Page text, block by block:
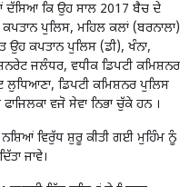
ਦੱਸਿਆ ਕਿ ਉਹ ਸਾਲ 2017 ਬੈਚ ਦੇ
ਪੁਲਿਸ, ਮਹਿਲ ਕਲਾਂ (ਬਰਨਾਲਾ)
ਕਪਤਾਨ ਪੁਲਿਸ (ਡੀ), ਖੰਨਾ,
ਜਲੰਧਰ, ਵਧੀਕ ਡਿਪਟੀ ਕਮਿਸ਼ਨਰ
ਡਿਪਟੀ ਕਮਿਸ਼ਨਰ ਪੁਲਿਸ
ਵਜੋ ਸੇਵਾ ਨਿਭਾ ਚੁੱਕੇ ਹਨ ।
ਵਿਰੁੱਧ ਸ਼ੁਰੂ ਕੀਤੀ ਗਈ ਮੁਹਿੰਮ ਨੂੰ
ਜਾਵੇ।